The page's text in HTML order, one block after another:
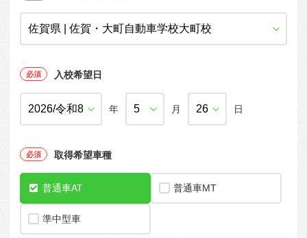
大型車+大型特殊
大型特殊+けん引
大型車+大型特殊+けん引
免許の行政処分と再取得について
初心運転者の処分と再試験
停止処分を受けた方の再取得
入校希望日
年 月 日
取得希望車種
普通車AT 普通車MT
準中型車